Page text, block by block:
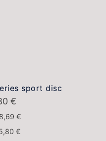
sport disc
€
€
€